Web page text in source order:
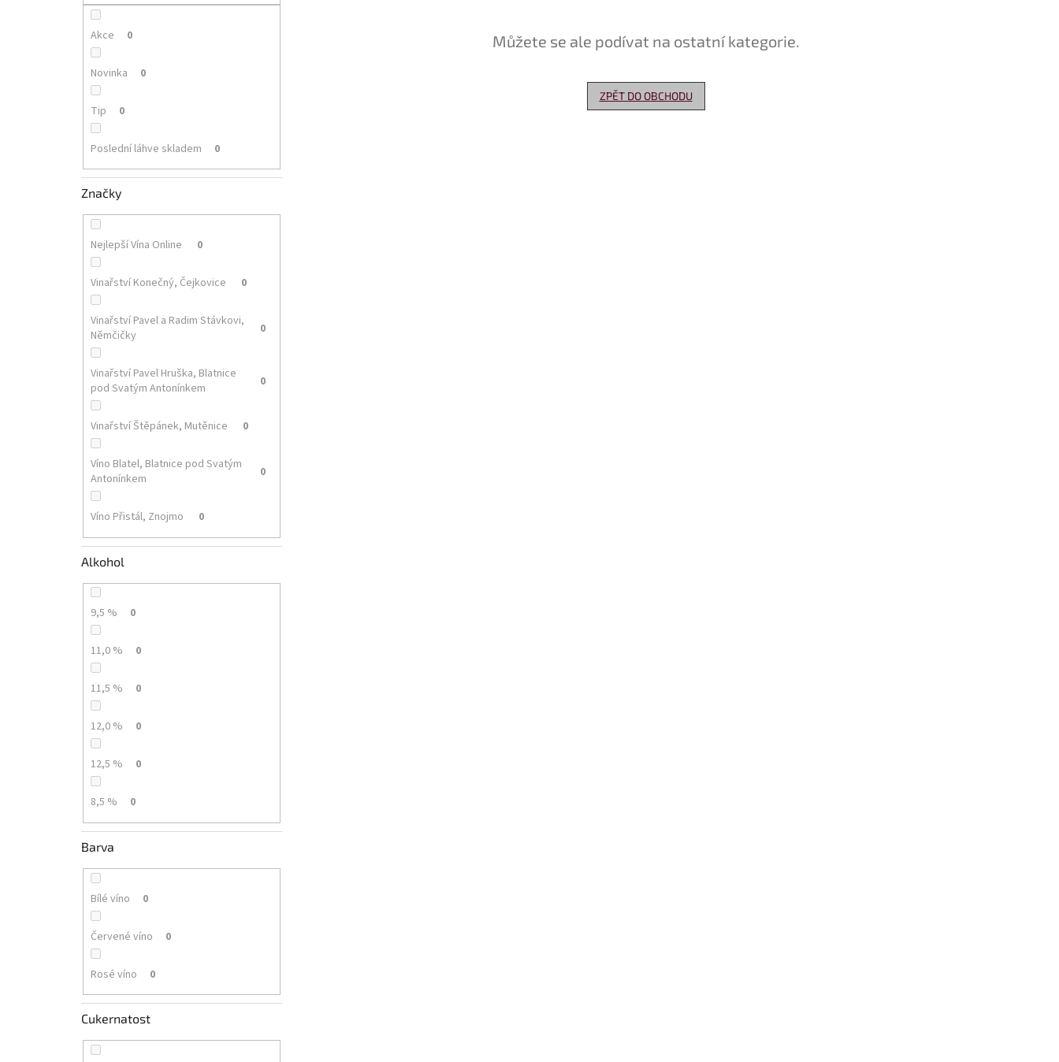
Akce 0
Novinka 0
Tip 0
Poslední láhve skladem 0
Značky
Nejlepší Vína Online 0
Vinařství Konečný, Čejkovice 0
Vinařství Pavel a Radim Stávkovi,
Němčičky
0
Vinařství Pavel Hruška, Blatnice
pod Svatým Antonínkem
0
Vinařství Štěpánek, Mutěnice 0
Víno Blatel, Blatnice pod Svatým
Antonínkem
0
Víno Přistál, Znojmo 0
Alkohol
9,5 % 0
11,0 % 0
11,5 % 0
12,0 % 0
12,5 % 0
8,5 % 0
Barva
Bílé víno 0
Červené víno 0
Rosé víno 0
Cukernatost
Můžete se ale podívat na ostatní kategorie.
ZPĚT DO OBCHODU